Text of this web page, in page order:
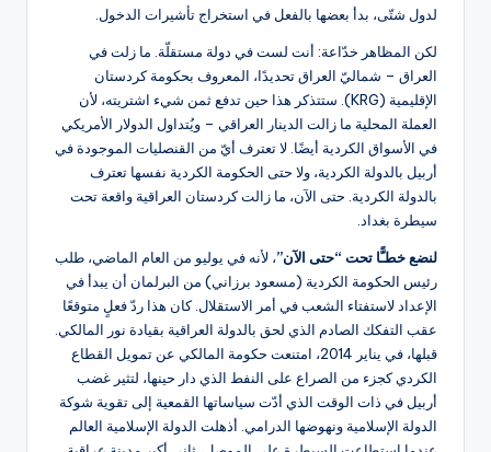
لدول شتّى، بدأ بعضها بالفعل في استخراج تأشيرات الدخول.
لكن المظاهر خدّاعة: أنت لست في دولة مستقلّة. ما زلت في
العراق – شماليّ العراق تحديدًا، المعروف بحكومة كردستان
الإقليمية (KRG). ستتذكر هذا حين تدفع ثمن شيء اشتريته، لأن
العملة المحلية ما زالت الدينار العراقي – ويُتداول الدولار الأمريكي
في الأسواق الكردية أيضًا. لا تعترف أيّ من القنصليات الموجودة في
أربيل بالدولة الكردية، ولا حتى الحكومة الكردية نفسها تعترف
بالدولة الكردية. حتى الآن، ما زالت كردستان العراقية واقعة تحت
سيطرة بغداد.
لنضع خطـًّا تحت “حتى الآن”، لأنه في يوليو من العام الماضي، طلب
رئيس الحكومة الكردية (مسعود برزاني) من البرلمان أن يبدأ في
الإعداد لاستفتاء الشعب في أمر الاستقلال. كان هذا ردّ فعلٍ متوقعًا
عقب التفكك الصادم الذي لحق بالدولة العراقية بقيادة نور المالكي.
قبلها، في يناير 2014، امتنعت حكومة المالكي عن تمويل القطاع
الكردي كجزء من الصراع على النفط الذي دار حينها، لتثير غضب
أربيل في ذات الوقت الذي أدّت سياساتها القمعية إلى تقوية شوكة
الدولة الإسلامية ونهوضها الدرامي. أذهلت الدولة الإسلامية العالم